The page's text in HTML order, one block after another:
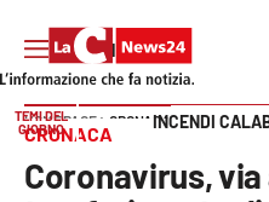
Vai
TEMI DEL
GIORNO
INCENDI
HOME PAGE CRONACA
CRONACA
Coronavirus, via